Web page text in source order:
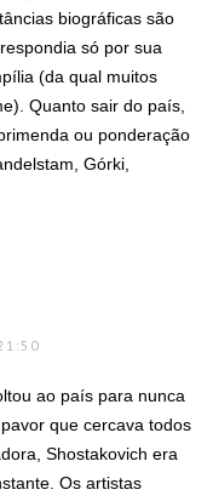
biográficas são
só por sua
(da qual muitos
Quanto sair do país,
ou ponderação
Górki,
ao país para nunca
que cercava todos
Shostakovich era
Os artistas